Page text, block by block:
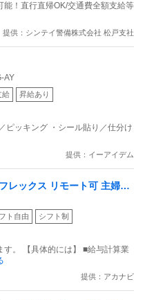
！直行直帰OK/交通費全額支給等
提供：シンテイ警備株式会社 松戸支社
AY
給 昇給あり
ピッキング ・シール貼り／仕分け
提供：イーアイデム
レックス リモート可 主婦活
ト自由 シフト制
。 【具体的には】 ■給与計算業
提供：アカナビ